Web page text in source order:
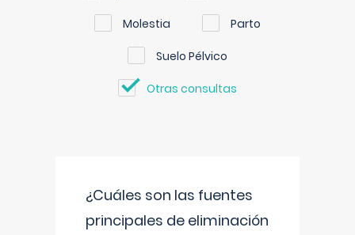
Molestia Parto
Suelo Pélvico
Otras consultas
¿Cuáles son las fuentes
principales de eliminación